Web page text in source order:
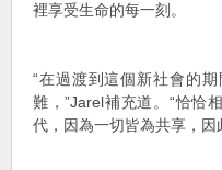
裡享受生命的每一刻。
“在過渡到這個新社會的
難，”Jarel補充道。“恰恰
代，因為一切皆為共享，